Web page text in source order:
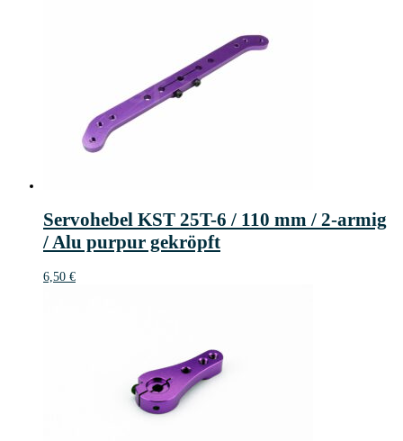
Servohebel KST 25T-6 / 110 mm / 2-armig
/ Alu purpur gekröpft
6,50 €